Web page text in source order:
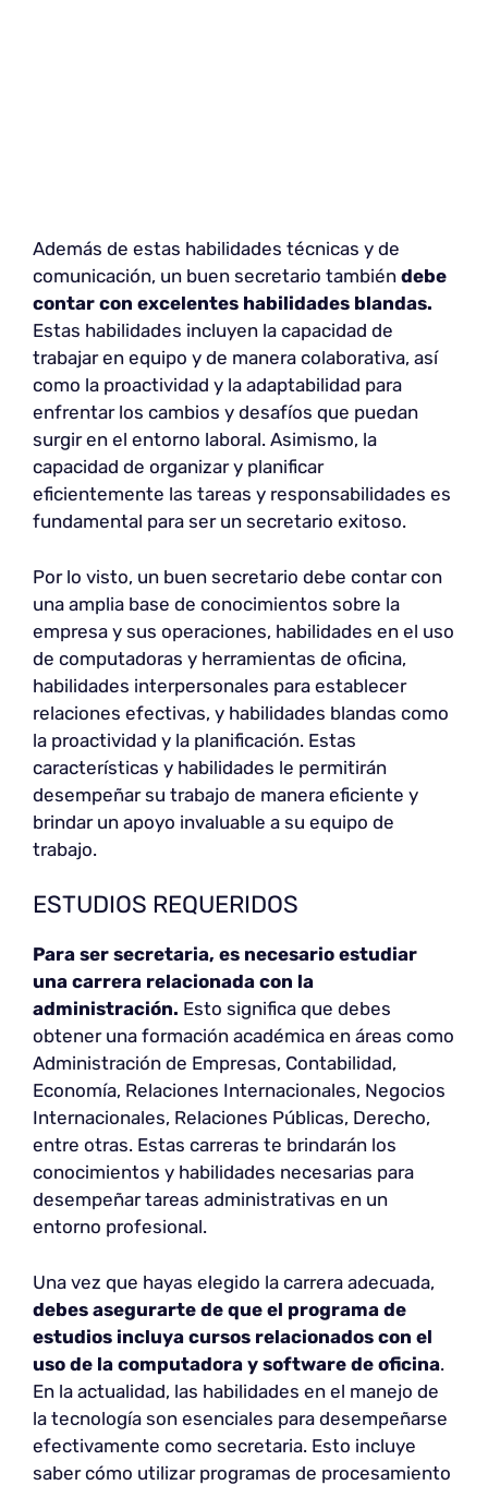
Además de estas habilidades técnicas y de
comunicación, un buen secretario también debe
contar con excelentes habilidades blandas.
Estas habilidades incluyen la capacidad de
trabajar en equipo y de manera colaborativa, así
como la proactividad y la adaptabilidad para
enfrentar los cambios y desafíos que puedan
surgir en el entorno laboral. Asimismo, la
capacidad de organizar y planificar
eficientemente las tareas y responsabilidades es
fundamental para ser un secretario exitoso.
Por lo visto, un buen secretario debe contar con
una amplia base de conocimientos sobre la
empresa y sus operaciones, habilidades en el uso
de computadoras y herramientas de oficina,
habilidades interpersonales para establecer
relaciones efectivas, y habilidades blandas como
la proactividad y la planificación. Estas
características y habilidades le permitirán
desempeñar su trabajo de manera eficiente y
brindar un apoyo invaluable a su equipo de
trabajo.
ESTUDIOS REQUERIDOS
Para ser secretaria, es necesario estudiar
una carrera relacionada con la
administración. Esto significa que debes
obtener una formación académica en áreas como
Administración de Empresas, Contabilidad,
Economía, Relaciones Internacionales, Negocios
Internacionales, Relaciones Públicas, Derecho,
entre otras. Estas carreras te brindarán los
conocimientos y habilidades necesarias para
desempeñar tareas administrativas en un
entorno profesional.
Una vez que hayas elegido la carrera adecuada,
debes asegurarte de que el programa de
estudios incluya cursos relacionados con el
uso de la computadora y software de oficina.
En la actualidad, las habilidades en el manejo de
la tecnología son esenciales para desempeñarse
efectivamente como secretaria. Esto incluye
saber cómo utilizar programas de procesamiento